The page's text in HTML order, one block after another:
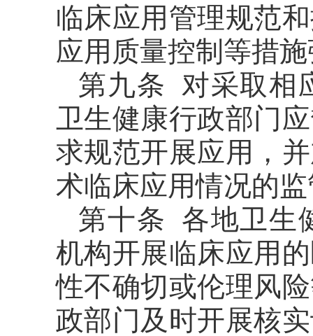
临床应用管理规范
应用质量控制等措
第九条 对采取相
卫生健康行政部门
求规范开展应用，
术临床应用情况的
第十条 各地卫生
机构开展临床应用
性不确切或伦理风
政部门及时开展核